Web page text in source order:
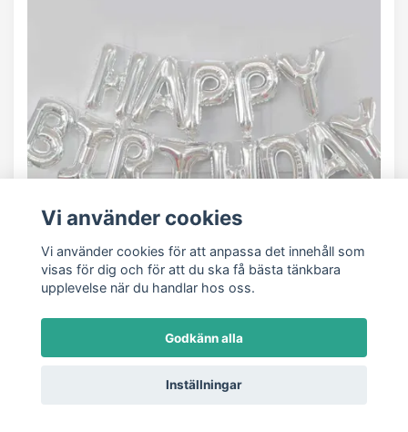
Vi använder cookies
Vi använder cookies för att anpassa det innehåll som
visas för dig och för att du ska få bästa tänkbara
upplevelse när du handlar hos oss.
Godkänn alla
Inställningar